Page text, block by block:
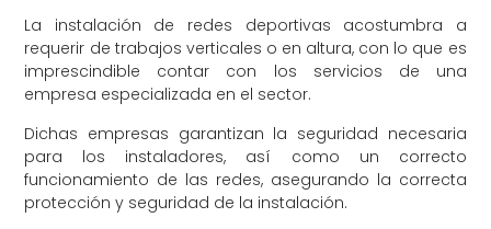
La instalación de redes deportivas acostumbra a
requerir de trabajos verticales o en altura, con lo que es
imprescindible contar con los servicios de una
empresa especializada en el sector.
Dichas empresas garantizan la seguridad necesaria
para los instaladores, así como un correcto
funcionamiento de las redes, asegurando la correcta
protección y seguridad de la instalación.